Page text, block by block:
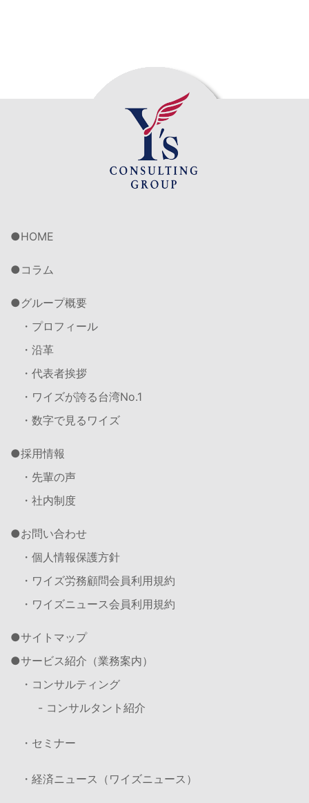
HOME
コラム
グループ概要
・プロフィール
・沿革
・代表者挨拶
・ワイズが誇る台湾No.1
・数字で見るワイズ
採用情報
・先輩の声
・社内制度
お問い合わせ
・個人情報保護方針
・ワイズ労務顧問会員利用規約
・ワイズニュース会員利用規約
サイトマップ
サービス紹介（業務案内）
・コンサルティング
- コンサルタント紹介
・セミナー
・経済ニュース（ワイズニュース）